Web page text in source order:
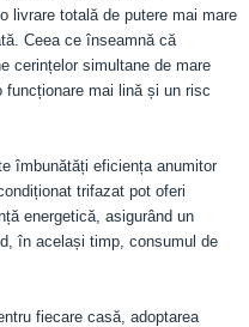
livrare totală de putere mai mare
Ceea ce înseamnă că
cerințelor simultane de mare
funcționare mai lină și un risc
îmbunătăți eficiența anumitor
trifazat pot oferi
energetică, asigurând un
în același timp, consumul de
fiecare casă, adoptarea